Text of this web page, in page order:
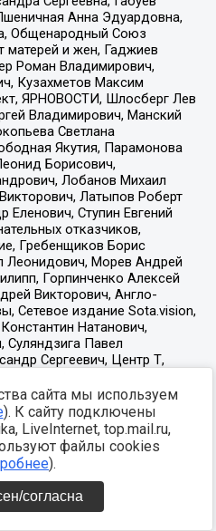
сайта мы используем
). К сайту подключены
LiveInternet, top.mail.ru,
файлы cookies
).
согласна